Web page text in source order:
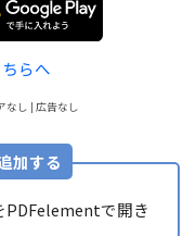
らへ
なし | 広告なし
加する
PDFelementで開き